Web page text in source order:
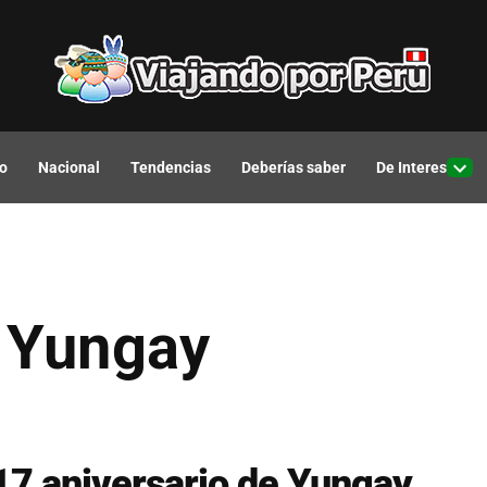
Nacional Tendencias Deberías saber De Interes